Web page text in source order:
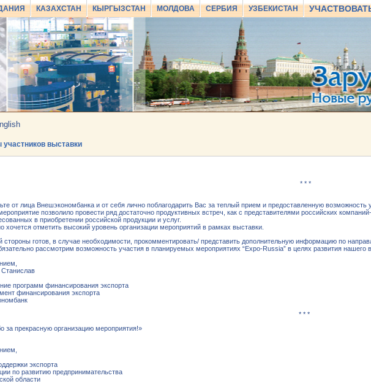
КАЗАХСТАН КЫРГЫЗСТАН МОЛДОВА СЕРБИЯ УЗБЕКИСТАН
выставки
* * *
от лица Внешэкономбанка и от себя лично поблагодарить Вас за теплый прием и предоставленную возможность
позволило провести ряд достаточно продуктивных встреч, как с представителями российских
в приобретении российской продукции и услуг.
хочется отметить высокий уровень организации мероприятий в рамках выставки.
стороны готов, в случае необходимости, прокомментировать/ представить дополнительную информацию по
рассмотрим возможность участия в планируемых мероприятиях “Expo-Russia” в целях развития нашего
Станислав
программ финансирования экспорта
финансирования экспорта
* * *
за прекрасную организацию мероприятия!»
экспорта
по развитию предпринимательства
области